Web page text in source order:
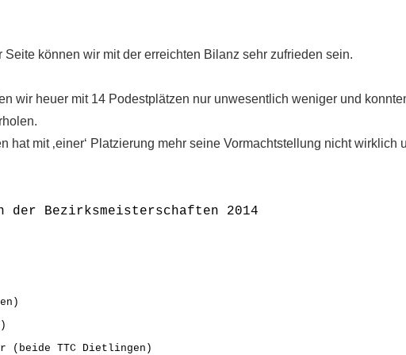
können wir mit der erreichten Bilanz sehr zufrieden sein.
wir heuer mit 14 Podestplätzen nur unwesentlich weniger und
hat mit ‚einer‘ Platzierung mehr seine Vormachtstellung nicht wirklich
Bezirksmeisterschaften 2014
(beide TTC Dietlingen)